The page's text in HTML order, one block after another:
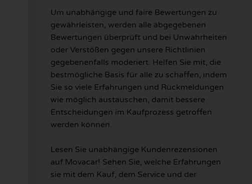
Um unabhängige und faire Bewertungen zu
gewährleisten, werden alle abgegebenen
Bewertungen überprüft und bei Unwahrheiten
oder Verstößen gegen unsere Richtlinien
gegebenenfalls moderiert. Helfen Sie mit, die
bestmögliche Basis für alle zu schaffen, indem
Sie so viele Erfahrungen und Rückmeldungen
wie möglich austauschen, damit bessere
Entscheidungen im Kaufprozess getroffen
werden können.
Lesen Sie unabhängige Kundenrezensionen
auf Movacar! Sehen Sie, welche Erfahrungen
sie mit dem Kauf, dem Service und der